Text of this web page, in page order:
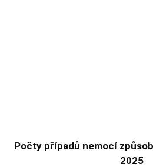
Počty případů nemocí
2025